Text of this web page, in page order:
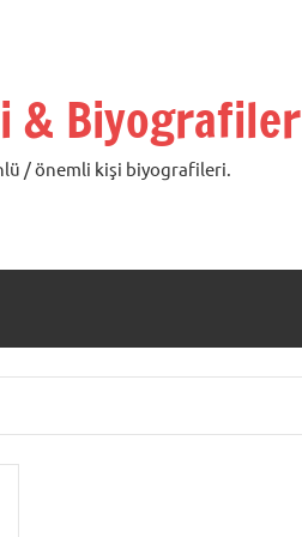
& Biyografiler
/ önemli kişi biyografileri.